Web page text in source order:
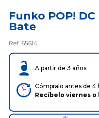
Funko POP!
Bate
Ref. 65614
A partir de 3 años
Cómpralo antes de 4
Recíbelo viernes o